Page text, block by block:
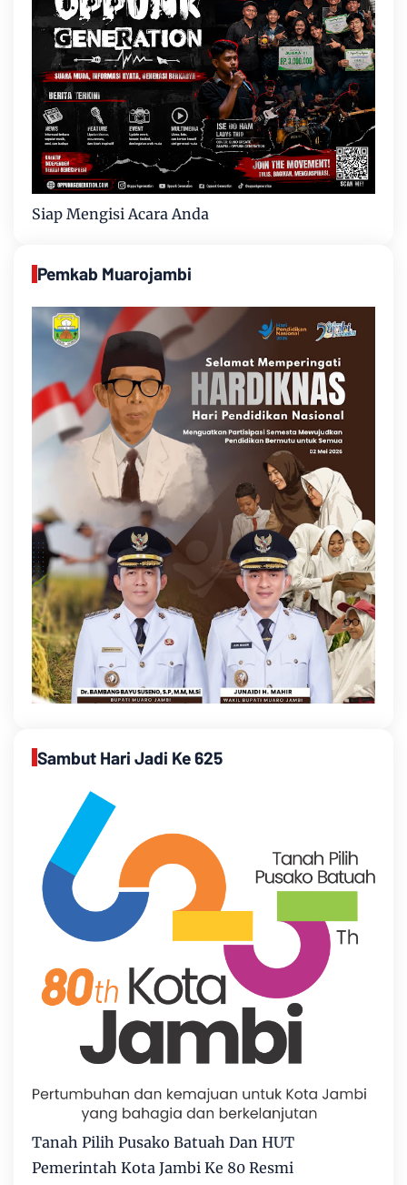
Siap Mengisi Acara Anda
Pemkab Muarojambi
Sambut Hari Jadi Ke 625
Tanah Pilih Pusako Batuah Dan HUT
Pemerintah Kota Jambi Ke 80 Resmi